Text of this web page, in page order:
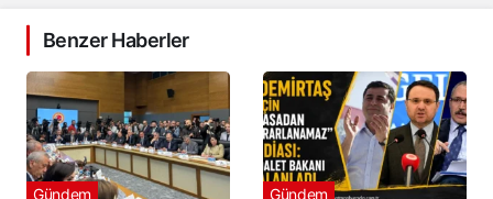
Benzer Haberler
Gündem Gündem